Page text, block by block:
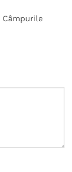
Câmpurile